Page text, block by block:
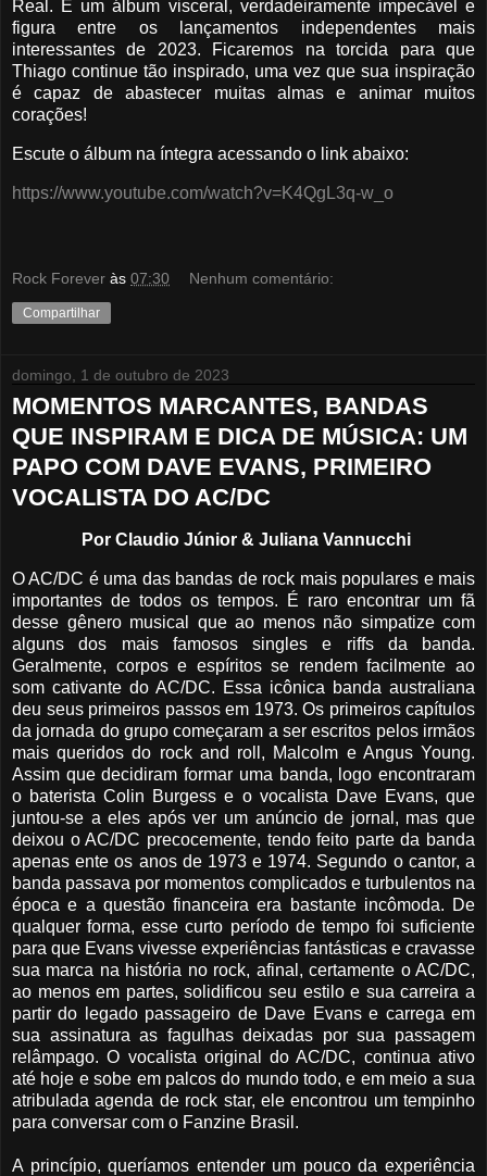
Real. É um álbum visceral, verdadeiramente impecável e
figura entre os lançamentos independentes mais
interessantes de 2023. Ficaremos na torcida para que
Thiago continue tão inspirado, uma vez que sua inspiração
é capaz de abastecer muitas almas e animar muitos
corações!
Escute o álbum na íntegra acessando o link abaixo:
https://www.youtube.com/watch?v=K4QgL3q-w_o
Rock Forever às 07:30 Nenhum comentário:
Compartilhar
domingo, 1 de outubro de 2023
MOMENTOS MARCANTES, BANDAS
QUE INSPIRAM E DICA DE MÚSICA: UM
PAPO COM DAVE EVANS, PRIMEIRO
VOCALISTA DO AC/DC
Por Claudio Júnior & Juliana Vannucchi
O AC/DC é uma das bandas de rock mais populares e mais
importantes de todos os tempos. É raro encontrar um fã
desse gênero musical que ao menos não simpatize com
alguns dos mais famosos singles e riffs da banda.
Geralmente, corpos e espíritos se rendem facilmente ao
som cativante do AC/DC. Essa icônica banda australiana
deu seus primeiros passos em 1973. Os primeiros capítulos
da jornada do grupo começaram a ser escritos pelos irmãos
mais queridos do rock and roll, Malcolm e Angus Young.
Assim que decidiram formar uma banda, logo encontraram
o baterista Colin Burgess e o vocalista Dave Evans, que
juntou-se a eles após ver um anúncio de jornal, mas que
deixou o AC/DC precocemente, tendo feito parte da banda
apenas ente os anos de 1973 e 1974. Segundo o cantor, a
banda passava por momentos complicados e turbulentos na
época e a questão financeira era bastante incômoda. De
qualquer forma, esse curto período de tempo foi suficiente
para que Evans vivesse experiências fantásticas e cravasse
sua marca na história no rock, afinal, certamente o AC/DC,
ao menos em partes, solidificou seu estilo e sua carreira a
partir do legado passageiro de Dave Evans e carrega em
sua assinatura as fagulhas deixadas por sua passagem
relâmpago. O vocalista original do AC/DC, continua ativo
até hoje e sobe em palcos do mundo todo, e em meio a sua
atribulada agenda de rock star, ele encontrou um tempinho
para conversar com o Fanzine Brasil.
A princípio, queríamos entender um pouco da experiência